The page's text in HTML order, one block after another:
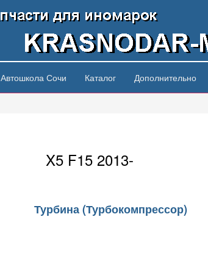
Автошкола Сочи Каталог Дополнительно
X5 F15 2013-
Турбина (Турбокомпрессор)